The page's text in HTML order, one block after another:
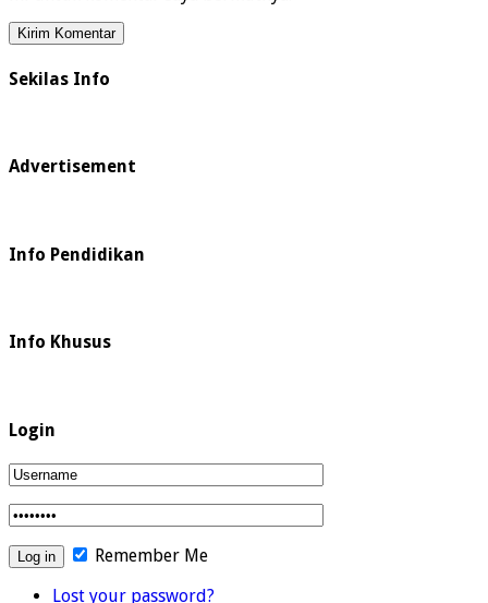
Sekilas Info
Advertisement
Info Pendidikan
Info Khusus
Login
Remember Me
Lost your password?